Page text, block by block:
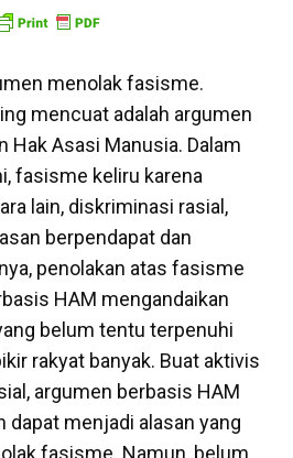
menolak fasisme.
mencuat adalah argumen
Hak Asasi Manusia. Dalam
fasisme keliru karena
lain, diskriminasi rasial,
berpendapat dan
penolakan atas fasisme
HAM mengandaikan
belum tentu terpenuhi
rakyat banyak. Buat aktivis
argumen berbasis HAM
dapat menjadi alasan yang
fasisme. Namun, belum